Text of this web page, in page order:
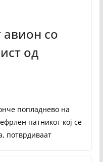
авион со
од
попладнево на
патникот кој се
потврдиваат